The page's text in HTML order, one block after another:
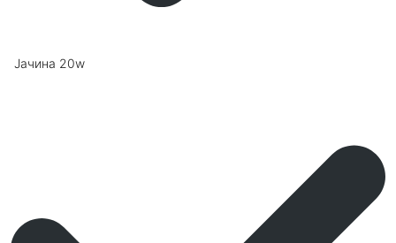
Јачина 20w